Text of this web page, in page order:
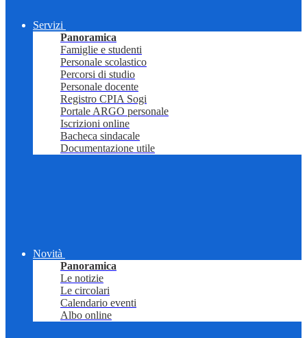
Servizi
Panoramica
Famiglie e studenti
Personale scolastico
Percorsi di studio
Personale docente
Registro CPIA Sogi
Portale ARGO personale
Iscrizioni online
Bacheca sindacale
Documentazione utile
Novità
Panoramica
Le notizie
Le circolari
Calendario eventi
Albo online